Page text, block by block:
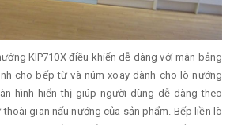
KIP710X điều khiển dễ dàng với màn bảng
cho bếp từ và núm xoay dành cho lò nướng
hình hiển thị giúp người dùng dễ dàng theo
gian nấu nướng của sản phẩm. Bếp liền lò